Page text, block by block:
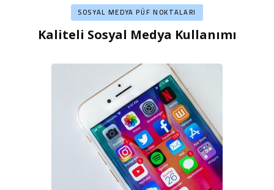
SOSYAL MEDYA PÜF NOKTALARI
Kaliteli Sosyal Medya Kullanımı